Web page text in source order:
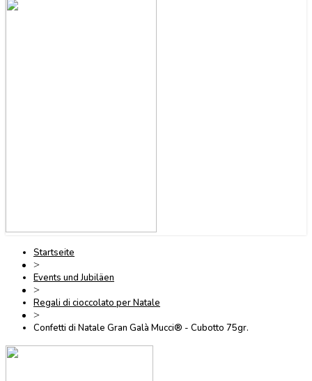
Startseite
>
Events und Jubiläen
>
Regali di cioccolato per Natale
>
Confetti di Natale Gran Galà Mucci® - Cubotto 75gr.